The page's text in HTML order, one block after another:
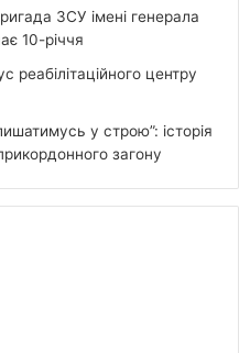
ЗСУ імені генерала
10-річчя
реабілітаційного центру
у строю”: історія
загону